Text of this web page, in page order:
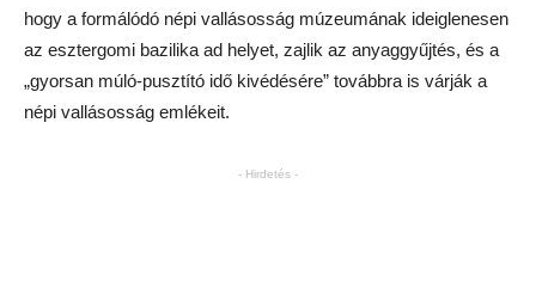
hogy a formálódó népi vallásosság múzeumának ideiglenesen
az esztergomi bazilika ad helyet, zajlik az anyaggyűjtés, és a
„gyorsan múló-pusztító idő kivédésére” továbbra is várják a
népi vallásosság emlékeit.
- Hirdetés -